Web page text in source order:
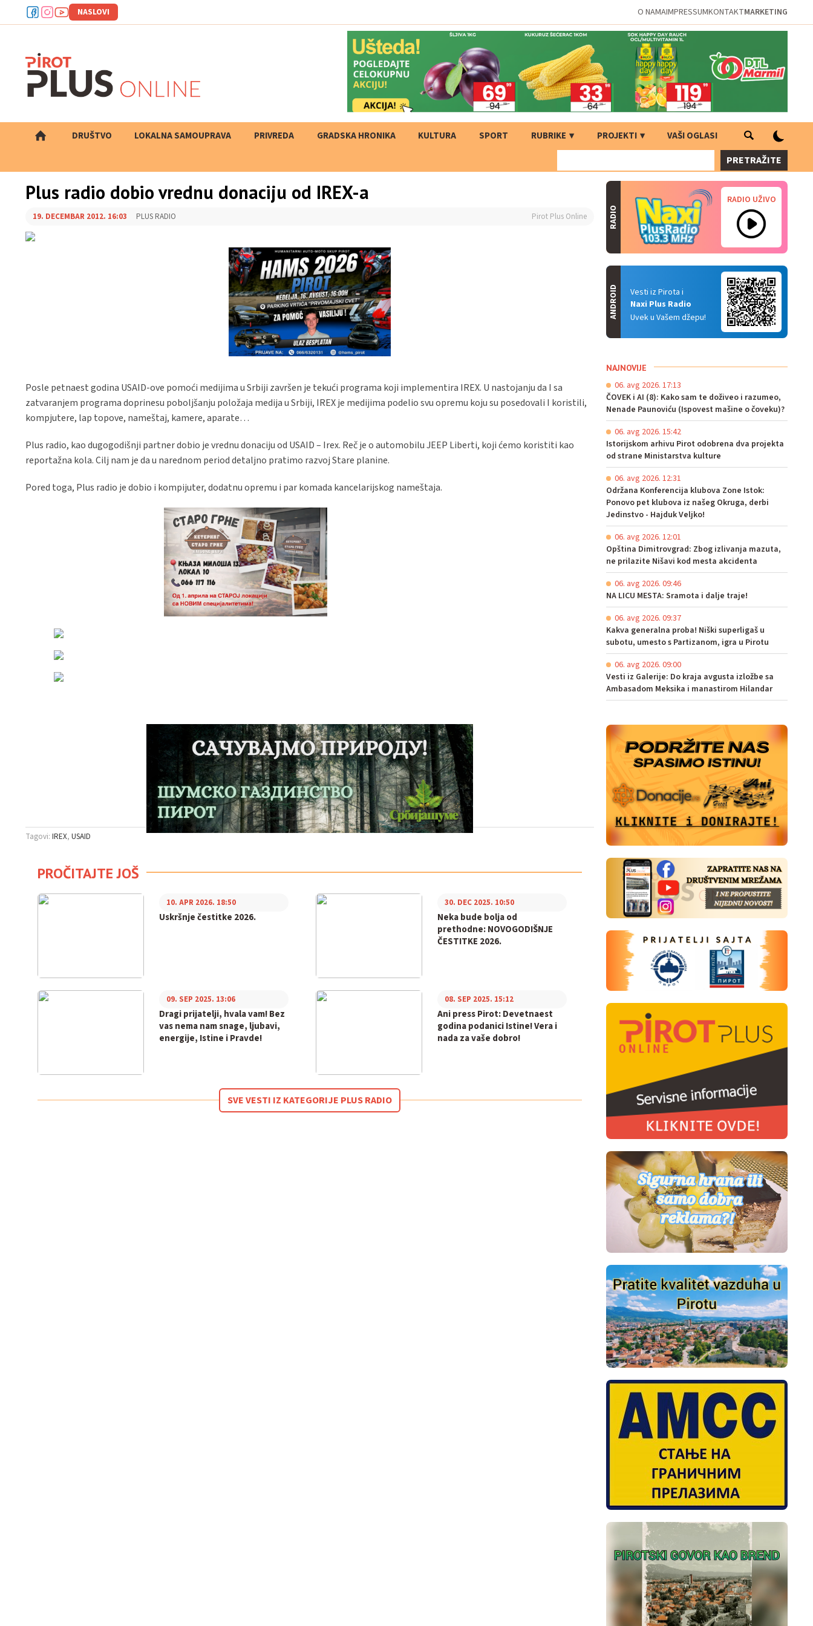
NASLOVI O NAMAIMPRESSUMKONTAKTMARKETING
DRUŠTVO LOKALNA SAMOUPRAVA PRIVREDA GRADSKA HRONIKA KULTURA SPORT RUBRIKE PROJEKTI VAŠI OGLASI
PRETRAGA
PRETRAŽITE
Plus radio dobio vrednu donaciju od IREX-a
19. DECEMBAR 2012. 16:03 PLUS RADIO Pirot Plus Online
Posle petnaest godina USAID-ove pomoći medijima u Srbiji završen je tekući programa koji implementira IREX. U nastojanju da I sa
zatvaranjem programa doprinesu poboljšanju položaja medija u Srbiji, IREX je medijima podelio svu opremu koju su posedovali I koristili,
kompjutere, lap topove, nameštaj, kamere, aparate…
Plus radio, kao dugogodišnji partner dobio je vrednu donaciju od USAID – Irex. Reč je o automobilu JEEP Liberti, koji ćemo koristiti kao
reportažna kola. Cilj nam je da u narednom period detaljno pratimo razvoj Stare planine.
Pored toga, Plus radio je dobio i kompijuter, dodatnu opremu i par komada kancelarijskog nameštaja.
Tagovi: IREX USAID
PROČITAJTE JOŠ
Uskršnje čestitke 2026.
10. APR 2026. 18:50
Neka bude bolja od
prethodne: NOVOGODIŠNJE
ČESTITKE 2026.
30. DEC 2025. 10:50
Dragi prijatelji, hvala vam! Bez
vas nema nam snage, ljubavi,
energije, Istine i Pravde!
09. SEP 2025. 13:06
Ani press Pirot: Devetnaest
godina podanici Istine! Vera i
nada za vaše dobro!
08. SEP 2025. 15:12
SVE VESTI IZ KATEGORIJE PLUS RADIO
RADIO
RADIO UŽIVO
Vesti iz Pirota i
Naxi Plus Radio
Uvek u Vašem džepu!
ANDROID
NAJNOVIJE
06. avg 2026. 17:13
ČOVEK i AI (8): Kako sam te doživeo i razumeo,
Nenade Paunoviću (Ispovest mašine o čoveku)?
06. avg 2026. 15:42
Istorijskom arhivu Pirot odobrena dva projekta
od strane Ministarstva kulture
06. avg 2026. 12:31
Održana Konferencija klubova Zone Istok:
Ponovo pet klubova iz našeg Okruga, derbi
Jedinstvo - Hajduk Veljko!
06. avg 2026. 12:01
Opština Dimitrovgrad: Zbog izlivanja mazuta,
ne prilazite Nišavi kod mesta akcidenta
06. avg 2026. 09:46
NA LICU MESTA: Sramota i dalje traje!
06. avg 2026. 09:37
Kakva generalna proba! Niški superligaš u
subotu, umesto s Partizanom, igra u Pirotu
06. avg 2026. 09:00
Vesti iz Galerije: Do kraja avgusta izložbe sa
Ambasadom Meksika i manastirom Hilandar